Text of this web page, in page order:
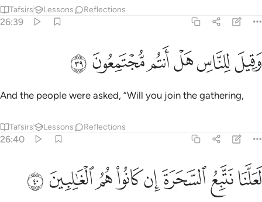
Tafsirs Lessons Reflections
26:39
وقيل للناس هل انتم مجتمعون ٣٩
وَقِيلَ لِلنَّاسِ هَلْ أَنتُم مُّجْتَمِعُونَ ٣٩
ﳖﳗﳘﳙﳚﳛ
And the people were asked, “Will you join the gathering,
Tafsirs Lessons Reflections
26:40
لعلنا نتبع السحرة ان كانوا هم الغالبين ٤٠
لَعَلَّنَا نَتَّبِعُ ٱلسَّحَرَةَ إِن كَانُوا۟ هُمُ ٱلْغَـٰلِبِينَ ٤٠
ﱁﱂﱃﱄﱅﱆﱇﱈ